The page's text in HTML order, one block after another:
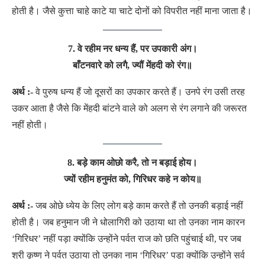
होती है। जैसे कुत्ता चाहे काटे या चाटे दोनों को विपरीत नहीं माना जाता है।
7. वे रहीम नर धन्य हैं, पर उपकारी अंग।
बाँटनवारे को लगै, ज्यौं मेंहदी को रंग॥
अर्थ :-वे पुरुष धन्य हैं जो दूसरों का उपकार करते हैं। उनपे रंग उसी तरह
उकर आता है जैसे कि मेंहदी बांटने वाले को अलग से रंग लगाने की जरूरत
नहीं होती।
8. बड़े काम ओछो करै, तो न बड़ाई होय।
ज्यों रहीम हनुमंत को, गिरिधर कहे न कोय॥
अर्थ :-जब ओछे ध्येय के लिए लोग बड़े काम करते हैं तो उनकी बड़ाई नहीं
होती है। जब हनुमान जी ने धोलागिरी को उठाया था तो उनका नाम कारन
‘गिरिधर’ नहीं पड़ा क्योंकि उन्होंने पर्वत राज को छति पहुंचाई थी, पर जब
श्री कृष्ण ने पर्वत उठाया तो उनका नाम ‘गिरिधर’ पड़ा क्योंकि उन्होंने सर्व